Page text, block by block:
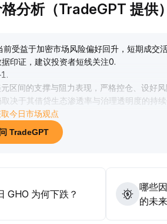
分析（TradeGPT 提供）
前受益于加密市场风险偏好回升，短期成交
印证，建议投资者短线关注0.
.
区间的支撑与阻力表现，严格控仓、设好
决于其借贷生态渗透率与治理透明度的持
今日市场观点
TradeGPT
GHO 为何下跌？
哪些
的未